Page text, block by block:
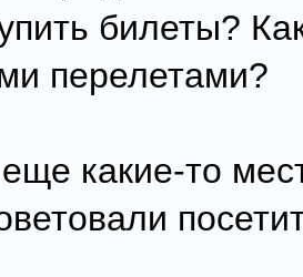
билеты?
перелетами?
какие-то